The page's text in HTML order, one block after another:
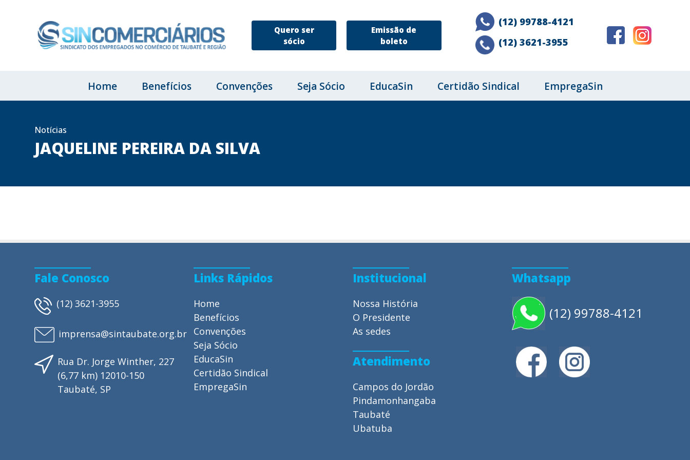
Quero ser
sócio
Emissão de
boleto
(12) 99788-4121
(12) 3621-3955
Home Benefícios Convenções Seja Sócio EducaSin Certidão Sindical EmpregaSin
Notícias
JAQUELINE PEREIRA DA SILVA
Fale Conosco
(12) 3621-3955
imprensa@sintaubate.org.br
Rua Dr. Jorge Winther, 227
(6,77 km) 12010-150
Taubaté, SP
Links Rápidos
Home
Benefícios
Convenções
Seja Sócio
EducaSin
Certidão Sindical
EmpregaSin
Institucional
Nossa História
O Presidente
As sedes
Atendimento
Campos do Jordão
Pindamonhangaba
Taubaté
Ubatuba
Whatsapp
(12) 99788-4121